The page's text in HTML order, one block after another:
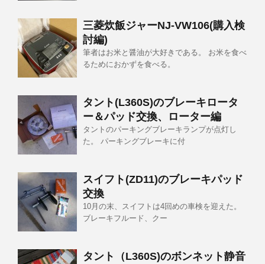
三菱炊飯ジャーNJ-VW106(購入検
討編)
筆者はお米と醤油が大好きである。 お米を食べ
るためにおかずを食べる。
タント(L360S)のブレーキロータ
ー＆パッド交換、ローター編
タントのパーキングブレーキランプが点灯し
た。 パーキングブレーキに付
スイフト(ZD11)のブレーキパッド
交換
10月の末、スイフトは4回めの車検を迎えた。
ブレーキフルード、クー
タント（L360S)のボンネット静音